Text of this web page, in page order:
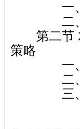
一、镁
二、
第二节
策略
一、镁
二、镁
三、镁